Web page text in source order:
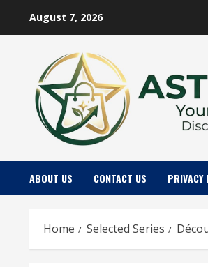
August 7, 2026
ABOUT US CONTACT US PRIVACY
Home Selected Series